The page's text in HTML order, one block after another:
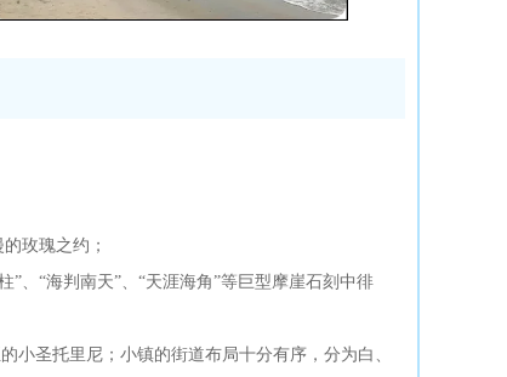
玫瑰之约；
、“海判南天”、“天涯海角”等巨型摩崖石刻中徘
小圣托里尼；小镇的街道布局十分有序，分为白、